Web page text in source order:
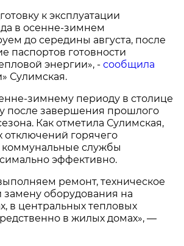
к эксплуатации
в осенне-зимнем
до середины августа, после
паспортов готовности
энергии», -сообщила
Сулимская.
зимнему периоду в столице
после завершения прошлого
Как отметила Сулимская,
горячего
службы
эффективно.
ремонт, техническое
оборудования на
в центральных тепловых
в жилых домах», —